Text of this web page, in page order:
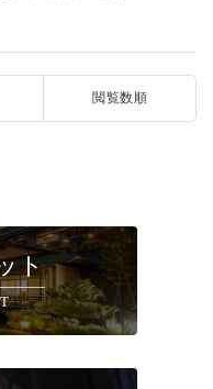
閲覧数順
ト